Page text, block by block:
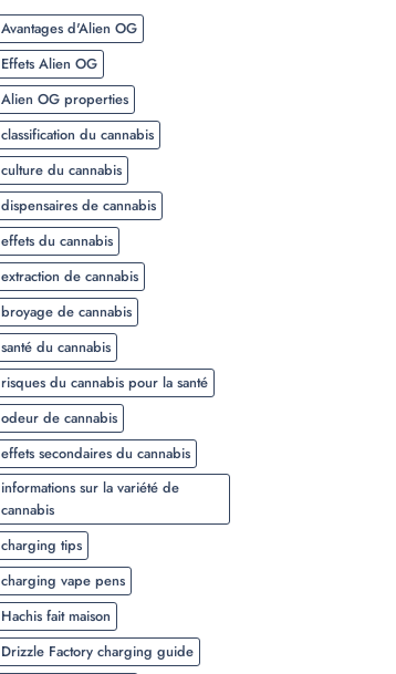
Avantages d'Alien OG
Effets Alien OG
Alien OG properties
classification du cannabis
culture du cannabis
dispensaires de cannabis
effets du cannabis
extraction de cannabis
broyage de cannabis
santé du cannabis
risques du cannabis pour la santé
odeur de cannabis
effets secondaires du cannabis
informations sur la variété de
cannabis
charging tips
charging vape pens
Hachis fait maison
Drizzle Factory charging guide